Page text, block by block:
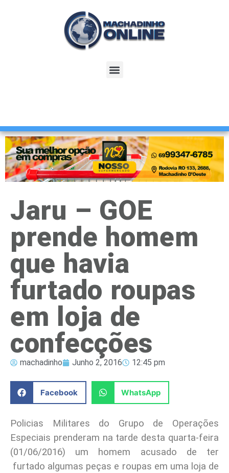
Jaru – GOE
prende homem
que havia
furtado roupas
em loja de
confecções
machadinho Junho 2, 2016 12:45 pm
Facebook WhatsApp
Policias Militares do Grupo de Operações
Especiais prenderam na tarde desta quarta-feira
(01/06/2016) um homem acusado de ter
furtado algumas peças e roupas em uma loja de